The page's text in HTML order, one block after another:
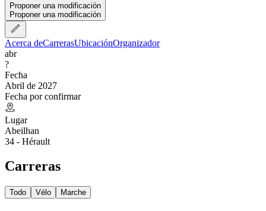
Proponer una modificación
Proponer una modificación
Acerca deCarrerasUbicaciónOrganizador
abr
?
Fecha
Abril de 2027
Fecha por confirmar
Lugar
Abeilhan
34 - Hérault
Carreras
Todo Vélo Marche